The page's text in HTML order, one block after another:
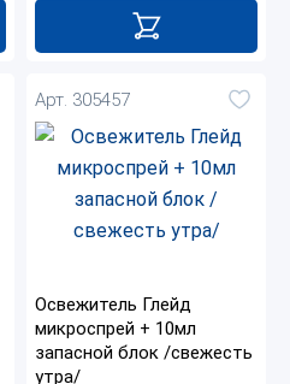
Арт. 305457
Освежитель Глейд
микроспрей + 10мл
запасной блок /свежесть
утра/